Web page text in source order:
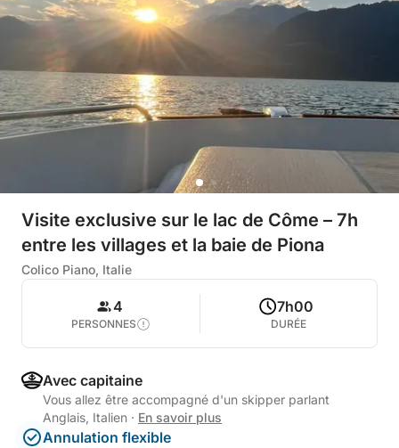
Visite exclusive sur le lac de Côme – 7h
entre les villages et la baie de Piona
Colico Piano, Italie
4
PERSONNES
7h00
DURÉE
Avec capitaine
Vous allez être accompagné d'un skipper parlant
Anglais, Italien · En savoir plus
Annulation flexible